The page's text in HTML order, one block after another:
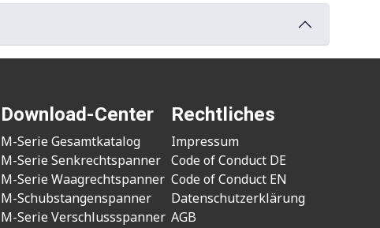
Download-Center
M-Serie Gesamtkatalog
M-Serie Senkrechtspanner
M-Serie Waagrechtspanner
M-Schubstangenspanner
M-Serie Verschlussspanner
Rechtliches
Impressum
Code of Conduct DE
Code of Conduct EN
Datenschutzerklärung
AGB